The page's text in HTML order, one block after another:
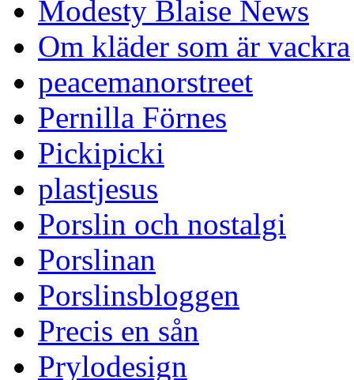
Modesty Blaise News
Om kläder som är vackra
peacemanorstreet
Pernilla Förnes
Pickipicki
plastjesus
Porslin och nostalgi
Porslinan
Porslinsbloggen
Precis en sån
Prylodesign